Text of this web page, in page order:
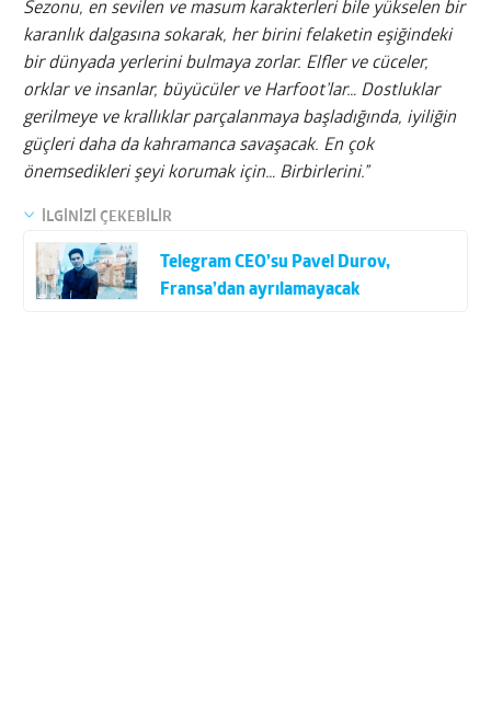
Sezonu, en sevilen ve masum karakterleri bile yükselen bir
karanlık dalgasına sokarak, her birini felaketin eşiğindeki
bir dünyada yerlerini bulmaya zorlar. Elfler ve cüceler,
orklar ve insanlar, büyücüler ve Harfoot’lar… Dostluklar
gerilmeye ve krallıklar parçalanmaya başladığında, iyiliğin
güçleri daha da kahramanca savaşacak. En çok
önemsedikleri şeyi korumak için… Birbirlerini.”
İLGİNİZİ ÇEKEBİLİR
Telegram CEO’su Pavel Durov,
Fransa’dan ayrılamayacak